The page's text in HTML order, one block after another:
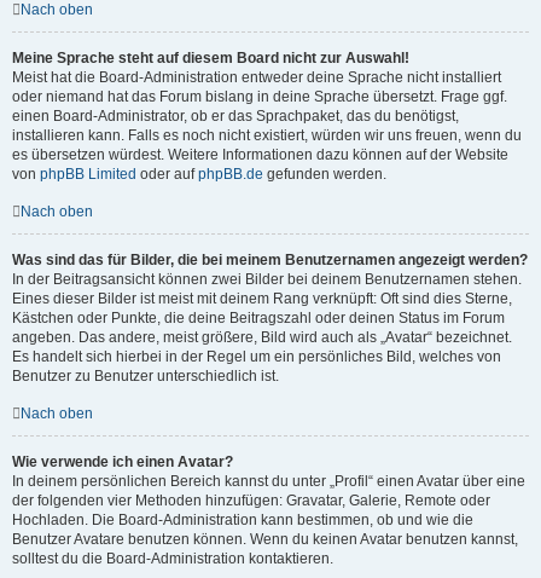
Nach oben
Meine Sprache steht auf diesem Board nicht zur Auswahl!
Meist hat die Board-Administration entweder deine Sprache nicht installiert
oder niemand hat das Forum bislang in deine Sprache übersetzt. Frage ggf.
einen Board-Administrator, ob er das Sprachpaket, das du benötigst,
installieren kann. Falls es noch nicht existiert, würden wir uns freuen, wenn du
es übersetzen würdest. Weitere Informationen dazu können auf der Website
von phpBB Limited oder aufphpBB.de gefunden werden.
Nach oben
Was sind das für Bilder, die bei meinem Benutzernamen angezeigt werden?
In der Beitragsansicht können zwei Bilder bei deinem Benutzernamen stehen.
Eines dieser Bilder ist meist mit deinem Rang verknüpft: Oft sind dies Sterne,
Kästchen oder Punkte, die deine Beitragszahl oder deinen Status im Forum
angeben. Das andere, meist größere, Bild wird auch als „Avatar“ bezeichnet.
Es handelt sich hierbei in der Regel um ein persönliches Bild, welches von
Benutzer zu Benutzer unterschiedlich ist.
Nach oben
Wie verwende ich einen Avatar?
In deinem persönlichen Bereich kannst du unter „Profil“ einen Avatar über eine
der folgenden vier Methoden hinzufügen: Gravatar, Galerie, Remote oder
Hochladen. Die Board-Administration kann bestimmen, ob und wie die
Benutzer Avatare benutzen können. Wenn du keinen Avatar benutzen kannst,
solltest du die Board-Administration kontaktieren.